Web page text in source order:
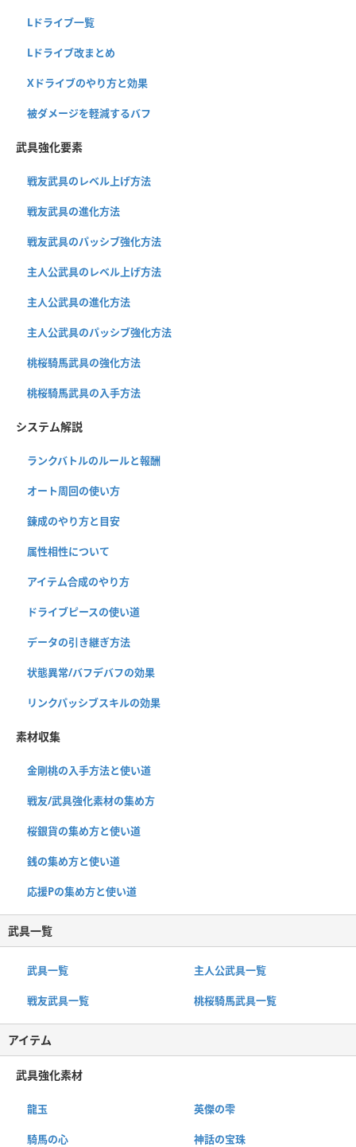
Lドライブ一覧
Lドライブ改まとめ
Xドライブのやり方と効果
被ダメージを軽減するバフ
武具強化要素
戦友武具のレベル上げ方法
戦友武具の進化方法
戦友武具のパッシブ強化方法
主人公武具のレベル上げ方法
主人公武具の進化方法
主人公武具のパッシブ強化方法
桃桜騎馬武具の強化方法
桃桜騎馬武具の入手方法
システム解説
ランクバトルのルールと報酬
オート周回の使い方
錬成のやり方と目安
属性相性について
アイテム合成のやり方
ドライブピースの使い道
データの引き継ぎ方法
状態異常/バフデバフの効果
リンクパッシブスキルの効果
素材収集
金剛桃の入手方法と使い道
戦友/武具強化素材の集め方
桜銀貨の集め方と使い道
銭の集め方と使い道
応援Pの集め方と使い道
武具一覧
武具一覧 主人公武具一覧
戦友武具一覧 桃桜騎馬武具一覧
アイテム
武具強化素材
龍玉 英傑の雫
騎馬の心 神話の宝珠